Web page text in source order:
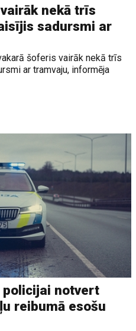
nekā trīs
sadursmi ar
šoferis vairāk nekā trīs
ar tramvaju, informēja
notvert
reibumā esošu